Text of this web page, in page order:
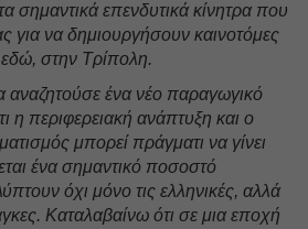
σημαντικά επενδυτικά κίνητρα που
για να δημιουργήσουν καινοτόμες
στην Τρίπολη.
αναζητούσε ένα νέο παραγωγικό
η περιφερειακή ανάπτυξη και ο
μπορεί πράγματι να γίνει
ένα σημαντικό ποσοστό
όχι μόνο τις ελληνικές, αλλά
Καταλαβαίνω ότι σε μια εποχή